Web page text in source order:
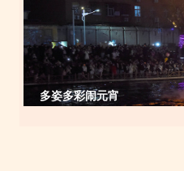
多姿多彩闹元宵